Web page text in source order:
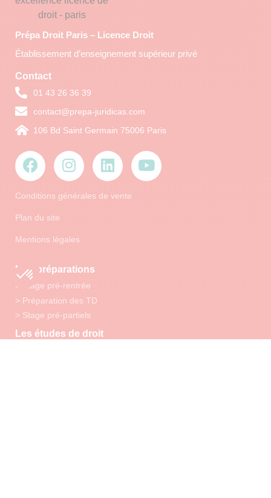
Prépa Droit Paris – Licence Droit
Établissement d’enseignement supérieur privé
Contact
01 43 26 36 39
contact@prepa-juridicas.com
106 Bd Saint Germain 75006 Paris
Conditions générales de vente
Plan du site
Mentions légales
Nos préparations
> Stage pré-rentrée
> Préparation des TD
> Stage pré-partiels
Les études de droit